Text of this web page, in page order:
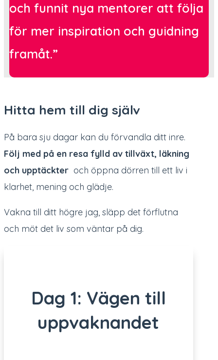
och funnit nya mentorer att följa
för mer inspiration och guidning
framåt.”
Hitta hem till dig själv
På bara sju dagar kan du förvandla ditt inre.
Följ med på en resa fylld av tillväxt, läkning
och upptäckter och öppna dörren till ett liv i
klarhet, mening och glädje.
Vakna till ditt högre jag, släpp det förflutna
och möt det liv som väntar på dig.
Dag 1: Vägen till
uppvaknandet